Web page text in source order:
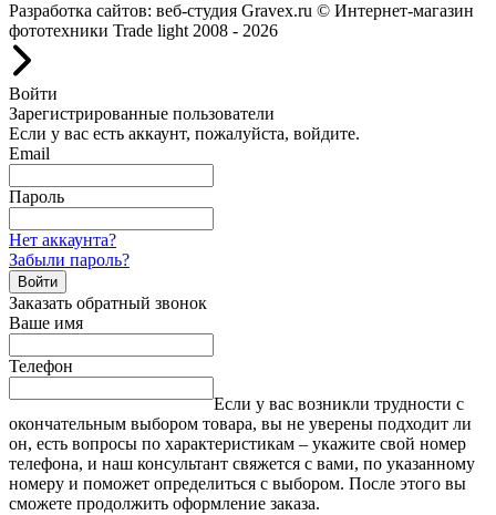
Разработка сайтов: веб-студия Gravex.ru © Интернет-магазин
фототехники Trade light 2008 - 2026
Войти
Зарегистрированные пользователи
Если у вас есть аккаунт, пожалуйста, войдите.
Email
Пароль
Нет аккаунта?
Забыли пароль?
Войти
Заказать обратный звонок
Ваше имя
Телефон
Если у вас возникли трудности с
окончательным выбором товара, вы не уверены подходит ли
он, есть вопросы по характеристикам – укажите свой номер
телефона, и наш консультант свяжется с вами, по указанному
номеру и поможет определиться с выбором. После этого вы
сможете продолжить оформление заказа.